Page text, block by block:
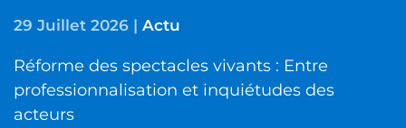
29 Juillet 2026 | Actu
Réforme des spectacles vivants : Entre
professionnalisation et inquiétudes des
acteurs